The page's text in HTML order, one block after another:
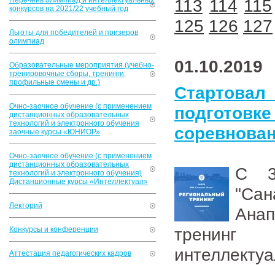
конкурсов на 2021/22 учебный год
Льготы для победителей и призеров
олимпиад
Образовательные мероприятия (учебно-
тренировочные сборы, тренинги,
профильные смены и др.)
Очно-заочное обучение (с применением
дистанционных образовательных
технологий и электронного обучения
заочные курсы «ЮНИОР»
Очно-заочное обучение (с применением
дистанционных образовательных
технологий и электронного обучения)
Дистанционные курсы «Интеллектуал»
Лекторий
Конкурсы и конференции
Аттестация педагогических кадров
113 114 115
125 126 127
01.10.2019
С